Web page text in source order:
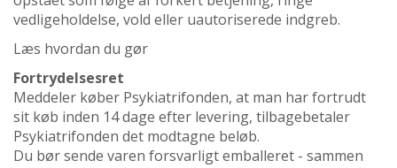
vedligeholdelse, vold eller uautoriserede indgreb.
Læs hvordan du gør
Fortrydelsesret
Meddeler køber Psykiatrifonden, at man har fortrudt
sit køb inden 14 dage efter levering, tilbagebetaler
Psykiatrifonden det modtagne beløb.
Du bør sende varen forsvarligt emballeret - sammen